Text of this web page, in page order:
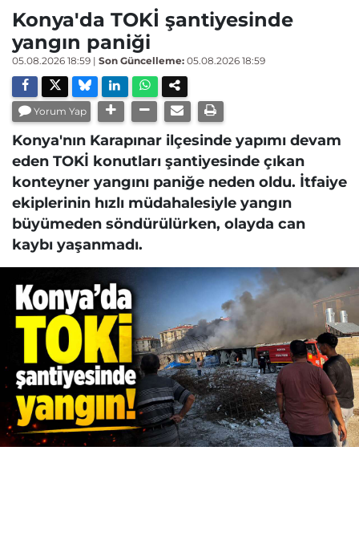
Konya'da TOKİ şantiyesinde
yangın paniği
05.08.2026 18:59 | Son Güncelleme: 05.08.2026 18:59
Yorum Yap
Konya'nın Karapınar ilçesinde yapımı devam
eden TOKİ konutları şantiyesinde çıkan
konteyner yangını paniğe neden oldu. İtfaiye
ekiplerinin hızlı müdahalesiyle yangın
büyümeden söndürülürken, olayda can
kaybı yaşanmadı.